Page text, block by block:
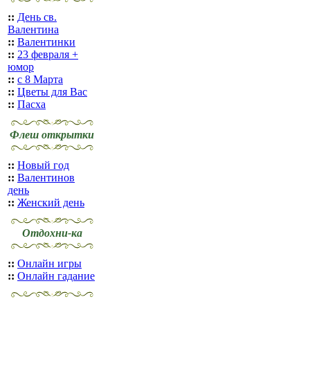
:: День св.
Валентина
:: Валентинки
:: 23 февраля +
юмор
:: с 8 Марта
:: Цветы для Вас
:: Пасха
Флеш открытки
:: Новый год
:: Валентинов
день
:: Женский день
Отдохни-ка
:: Онлайн игры
:: Онлайн гадание